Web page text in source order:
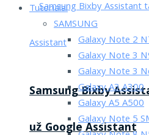
Samsung Bixby
už Google Assistant
Tutorialai
SAMSUNG
Galaxy Note 2
Galaxy Note 3
Galaxy Note 3
Galaxy A3 A300
Galaxy A5 A500
Galaxy Note 5